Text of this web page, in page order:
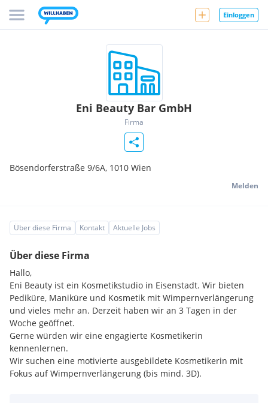
Einloggen
Eni Beauty Bar GmbH
Firma
Bösendorferstraße 9/6A, 1010 Wien
Melden
Über diese Firma Kontakt Aktuelle Jobs
Über diese Firma
Hallo,
Eni Beauty ist ein Kosmetikstudio in Eisenstadt. Wir bieten
Pediküre, Maniküre und Kosmetik mit Wimpernverlängerung
und vieles mehr an. Derzeit haben wir an 3 Tagen in der
Woche geöffnet.
Gerne würden wir eine engagierte Kosmetikerin
kennenlernen.
Wir suchen eine motivierte ausgebildete Kosmetikerin mit
Fokus auf Wimpernverlängerung (bis mind. 3D).